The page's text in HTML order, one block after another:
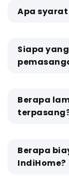
Apa syarat
Siapa
Berapa
Berapa
IndiHome?